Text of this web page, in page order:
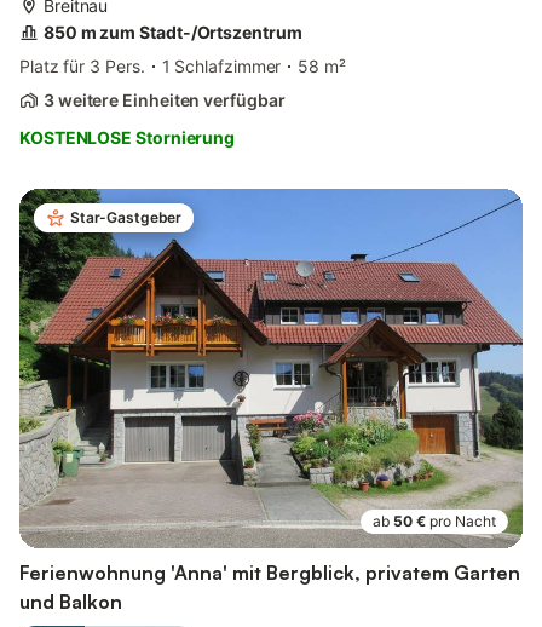
Breitnau
850 m zum Stadt-/Ortszentrum
Platz für 3 Pers.
1 Schlafzimmer
58 m²
3 weitere Einheiten verfügbar
KOSTENLOSE Stornierung
Star-Gastgeber
ab 50 € pro Nacht
Ferienwohnung 'Anna' mit Bergblick, privatem Garten
und Balkon